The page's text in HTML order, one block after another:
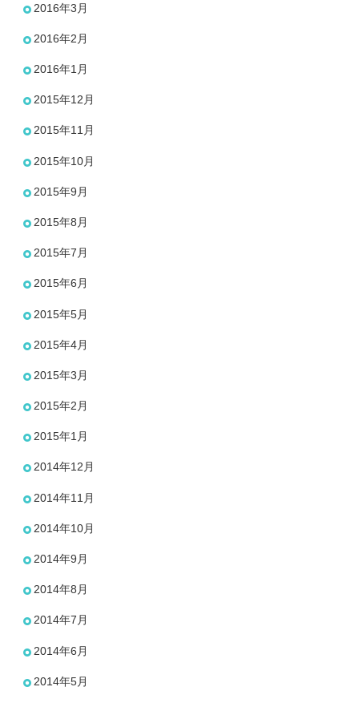
2016年3月
2016年2月
2016年1月
2015年12月
2015年11月
2015年10月
2015年9月
2015年8月
2015年7月
2015年6月
2015年5月
2015年4月
2015年3月
2015年2月
2015年1月
2014年12月
2014年11月
2014年10月
2014年9月
2014年8月
2014年7月
2014年6月
2014年5月